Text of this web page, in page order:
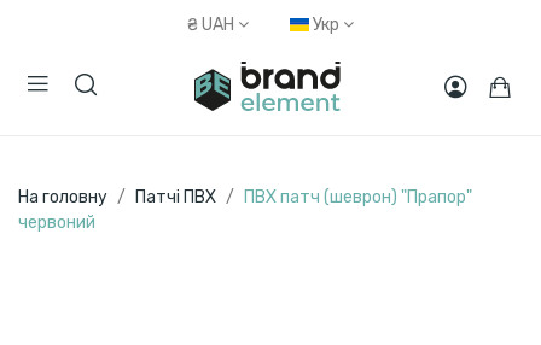
₴ UAH Укр
На головну Патчі ПВХ
ПВХ патч (шеврон) "Прапор"
червоний